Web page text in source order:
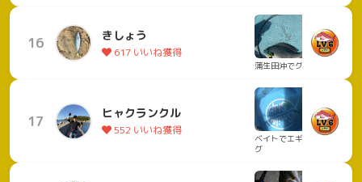
16 きしょう
617 いいね獲得
蒲生田沖でグレ
17 ヒャクランクル
552 いいね獲得
ベイトでエギン
グ